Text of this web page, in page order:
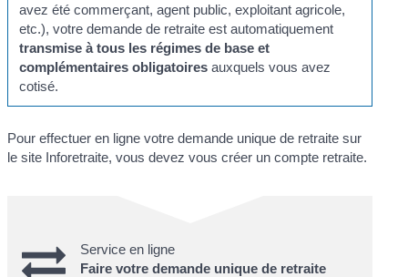
avez été commerçant, agent public, exploitant agricole,
etc.), votre demande de retraite est automatiquement
transmise à tous les régimes de base et
complémentaires obligatoiresauxquels vous avez
cotisé.
Pour effectuer en ligne votre demande unique de retraite sur
le site Inforetraite, vous devez vous créer un compte retraite.
Service en ligne
Faire votre demande unique de retraite